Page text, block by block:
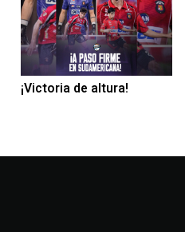
¡Victoria de altura!